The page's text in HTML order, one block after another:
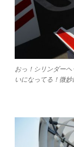
おっ！シリンダー
いになってる！微